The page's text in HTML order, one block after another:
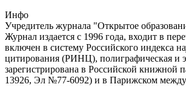
Инфо
Учредитель журнала "Открытое
Журнал издается с 1996 года, входит в
включен в систему Российского индекса
цитирования (РИНЦ), полиграфическая и
зарегистрирована в Российской книжной
13926, Эл №77-6092) и в Парижском